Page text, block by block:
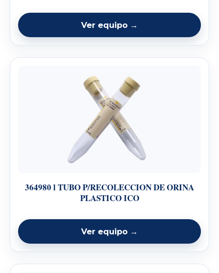
Ver equipo →
364980 l TUBO P/RECOLECCION DE ORINA
PLASTICO ICO
Ver equipo →